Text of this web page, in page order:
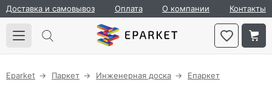
Доставка и самовывоз Оплата О компании Контакты
Eparket Паркет Инженерная доска Епаркет